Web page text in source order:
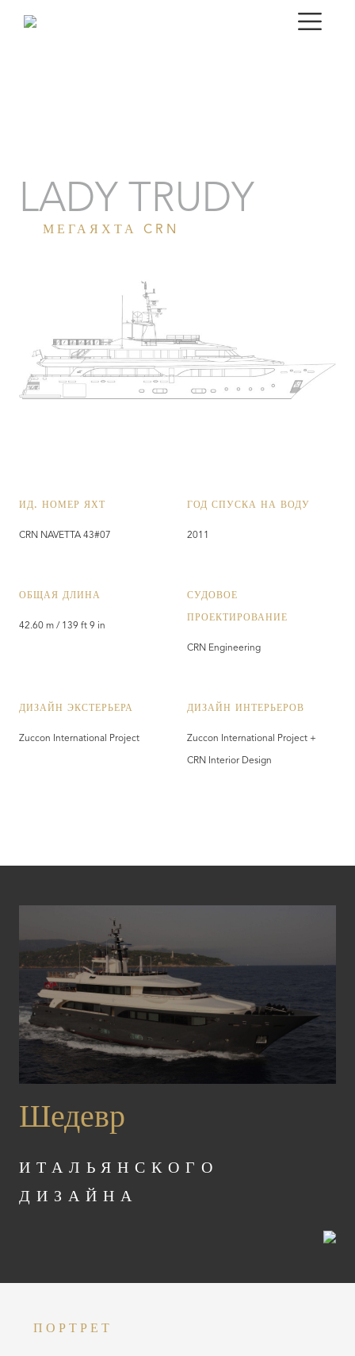
LADY TRUDY
МЕГАЯХТА CRN
ИД. НОМЕР ЯХТ
CRN NAVETTA 43#07
ГОД СПУСКА НА ВОДУ
2011
ОБЩАЯ ДЛИНА
42.60 m / 139 ft 9 in
СУДОВОЕ
ПРОЕКТИРОВАНИЕ
CRN Engineering
ДИЗАЙН ЭКСТЕРЬЕРА
Zuccon International Project
ДИЗАЙН ИНТЕРЬЕРОВ
Zuccon International Project +
CRN Interior Design
Шедевр
ИТАЛЬЯНСКОГО
ДИЗАЙНА
ПОРТРЕТ